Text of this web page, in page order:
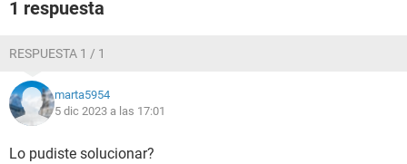
1 respuesta
RESPUESTA 1 / 1
marta5954
5 dic 2023 a las 17:01
Lo pudiste solucionar?